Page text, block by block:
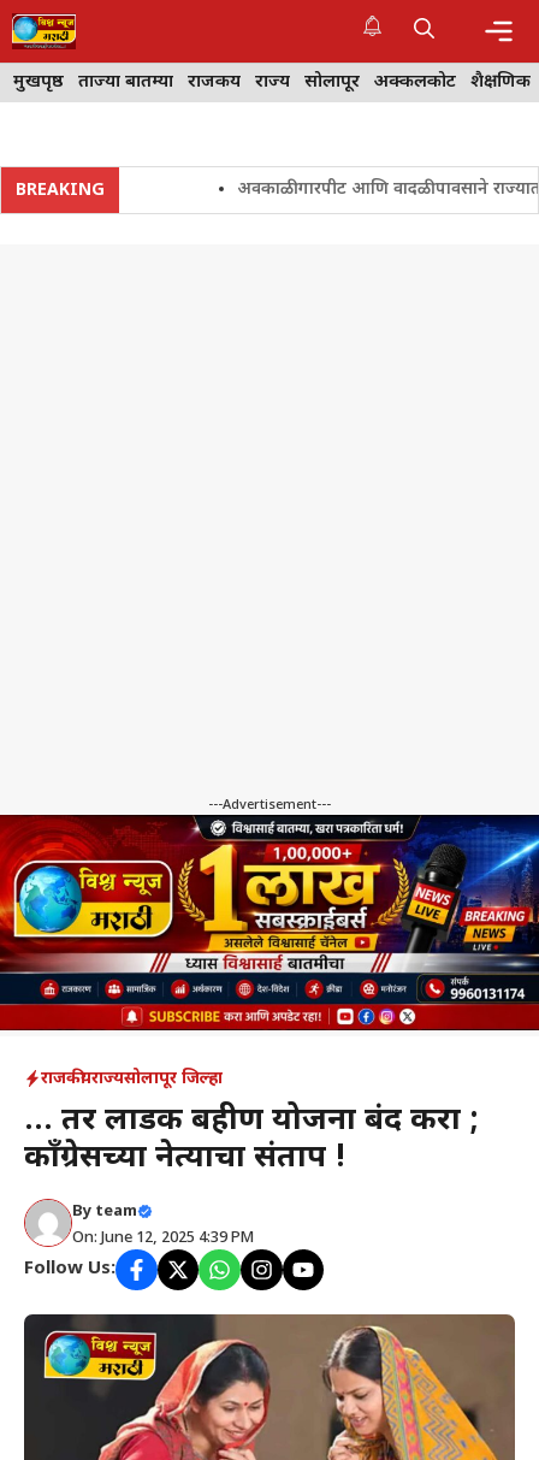
Skip
to
content
मुखपृष्ठ ताज्या बातम्या राजकीय राज्य सोलापूर अक्कलकोट शैक्षणिक
BREAKING अवकाळी गारपीट आणि वादळी पावसाने राज्यातील
---Advertisement---
राजकीयराज्यसोलापूर जिल्हा
… तर लाडकी बहीण योजना बंद करा ;
काँग्रेसच्या नेत्याचा संताप !
By team
On: June 12, 2025 4:39 PM
Follow Us: